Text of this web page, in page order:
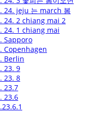
24. jeju 는 march 봄
24. 2 chiang mai 2
24. 1 chiang mai
Sapporo
Copenhagen
Berlin
23. 9
23. 8
23.7
23.6